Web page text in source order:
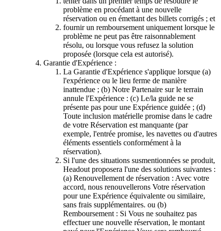
problème en procédant à une nouvelle
réservation ou en émettant des billets corrigés ; et
fournir un remboursement uniquement lorsque le
problème ne peut pas être raisonnablement
résolu, ou lorsque vous refusez la solution
proposée (lorsque cela est autorisé).
Garantie d'Expérience :
La Garantie d'Expérience s'applique lorsque (a)
l'expérience ou le lieu ferme de manière
inattendue ; (b) Notre Partenaire sur le terrain
annule l'Expérience : (c) Le/la guide ne se
présente pas pour une Expérience guidée ; (d)
Toute inclusion matérielle promise dans le cadre
de votre Réservation est manquante (par
exemple, l'entrée promise, les navettes ou d'autres
éléments essentiels conformément à la
réservation).
Si l'une des situations susmentionnées se produit,
Headout proposera l'une des solutions suivantes :
(a) Renouvellement de réservation : Avec votre
accord, nous renouvellerons Votre réservation
pour une Expérience équivalente ou similaire,
sans frais supplémentaires. ou (b)
Remboursement : Si Vous ne souhaitez pas
effectuer une nouvelle réservation, le montant